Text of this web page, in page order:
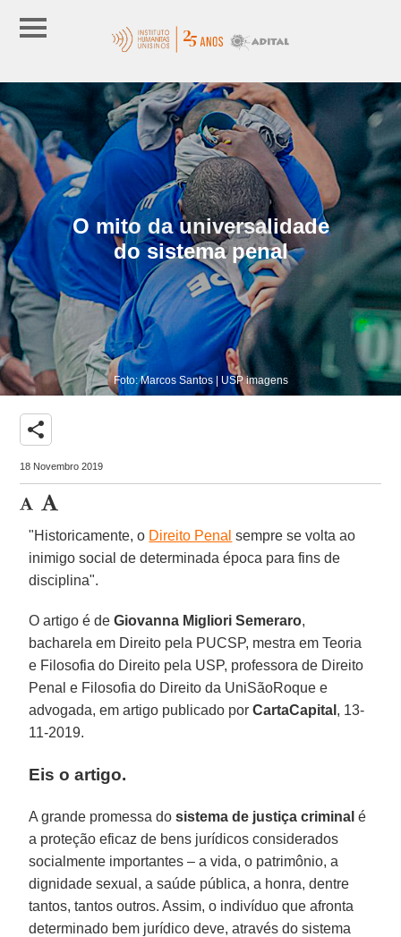
O mito da universalidade
do sistema penal
Foto: Marcos Santos | USP imagens
share
18 Novembro 2019
"Historicamente, o Direito Penal sempre se volta ao
inimigo social de determinada época para fins de
disciplina".
O artigo é deGiovanna Migliori Semeraro,
bacharela em Direito pela PUCSP, mestra em Teoria
e Filosofia do Direito pela USP, professora de Direito
Penal e Filosofia do Direito da UniSãoRoque e
advogada, em artigo publicado porCartaCapital , 13-
11-2019.
Eis o artigo.
A grande promessa dosistema de justiça criminal é
a proteção eficaz de bens jurídicos considerados
socialmente importantes – a vida, o patrimônio, a
dignidade sexual, a saúde pública, a honra, dentre
tantos, tantos outros. Assim, o indivíduo que afronta
determinado bem jurídico deve, através do sistema